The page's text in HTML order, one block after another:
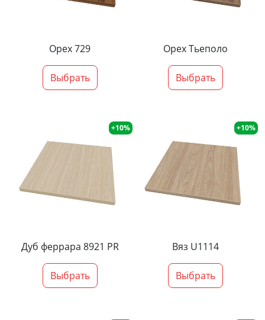
Орех 729
Выбрать
Орех Тьеполо
Выбрать
+10%
Дуб феррара 8921 PR
Выбрать
+10%
Вяз U1114
Выбрать